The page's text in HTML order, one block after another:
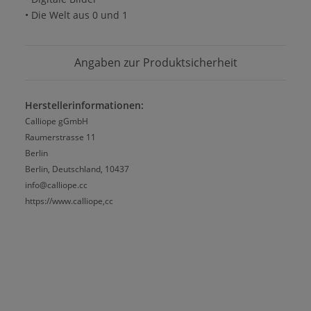
• Die Welt aus 0 und 1
Angaben zur Produktsicherheit
Herstellerinformationen:
Calliope gGmbH
Raumerstrasse 11
Berlin
Berlin, Deutschland, 10437
info@calliope.cc
https://www.calliope,cc